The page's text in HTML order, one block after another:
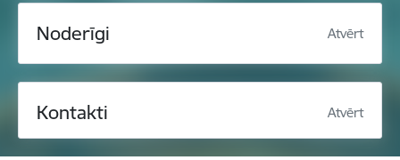
Noderīgi Atvērt
Kontakti Atvērt